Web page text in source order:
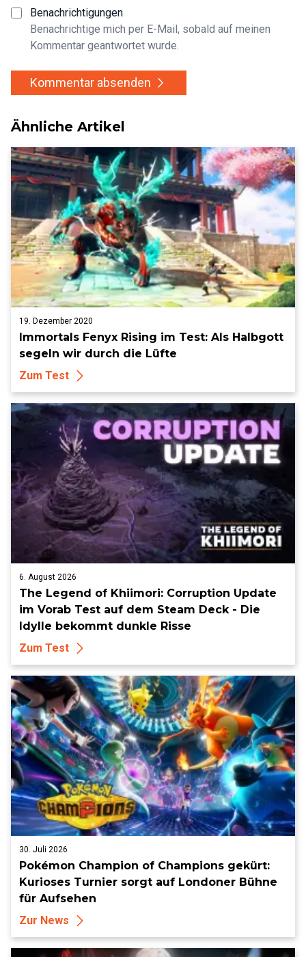
Benachrichtigungen
Benachrichtige mich per E-Mail, sobald auf meinen
Kommentar geantwortet wurde.
Kommentar absenden
Ähnliche Artikel
19. Dezember 2020
Immortals Fenyx Rising im Test: Als Halbgott
segeln wir durch die Lüfte
Zum Test
6. August 2026
The Legend of Khiimori: Corruption Update
im Vorab Test auf dem Steam Deck - Die
Idylle bekommt dunkle Risse
Zum Test
30. Juli 2026
Pokémon Champion of Champions gekürt:
Kurioses Turnier sorgt auf Londoner Bühne
für Aufsehen
Zur News